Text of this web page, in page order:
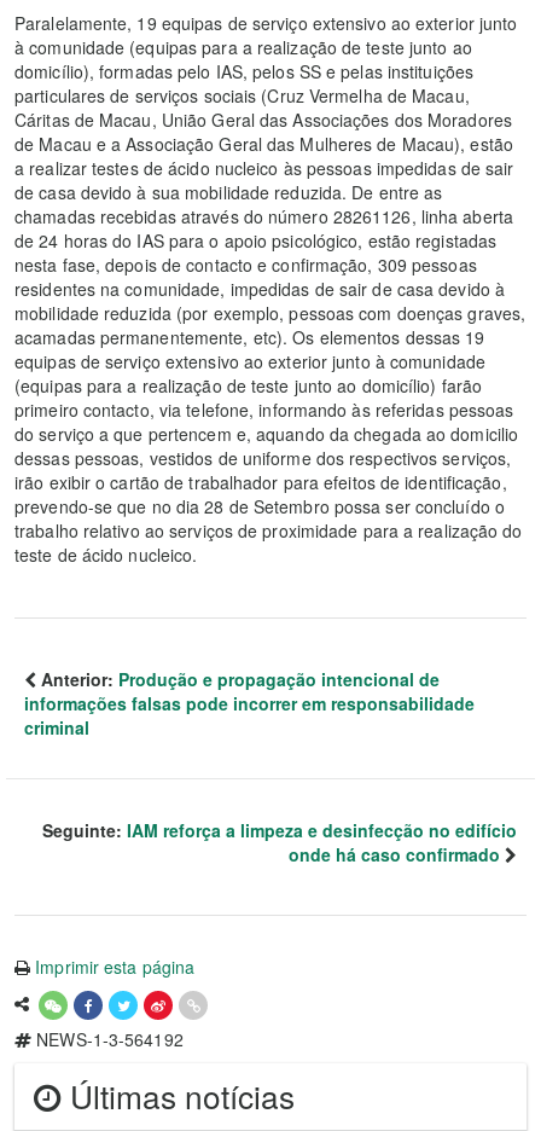
Paralelamente, 19 equipas de serviço extensivo ao exterior junto
à comunidade (equipas para a realização de teste junto ao
domicílio), formadas pelo IAS, pelos SS e pelas instituições
particulares de serviços sociais (Cruz Vermelha de Macau,
Cáritas de Macau, União Geral das Associações dos Moradores
de Macau e a Associação Geral das Mulheres de Macau), estão
a realizar testes de ácido nucleico às pessoas impedidas de sair
de casa devido à sua mobilidade reduzida. De entre as
chamadas recebidas através do número 28261126, linha aberta
de 24 horas do IAS para o apoio psicológico, estão registadas
nesta fase, depois de contacto e confirmação, 309 pessoas
residentes na comunidade, impedidas de sair de casa devido à
mobilidade reduzida (por exemplo, pessoas com doenças graves,
acamadas permanentemente, etc). Os elementos dessas 19
equipas de serviço extensivo ao exterior junto à comunidade
(equipas para a realização de teste junto ao domicílio) farão
primeiro contacto, via telefone, informando às referidas pessoas
do serviço a que pertencem e, aquando da chegada ao domicilio
dessas pessoas, vestidos de uniforme dos respectivos serviços,
irão exibir o cartão de trabalhador para efeitos de identificação,
prevendo-se que no dia 28 de Setembro possa ser concluído o
trabalho relativo ao serviços de proximidade para a realização do
teste de ácido nucleico.
Anterior: Produção e propagação intencional de
informações falsas pode incorrer em responsabilidade
criminal
Seguinte: IAM reforça a limpeza e desinfecção no edifício
onde há caso confirmado
Imprimir esta página
NEWS-1-3-564192
Últimas notícias